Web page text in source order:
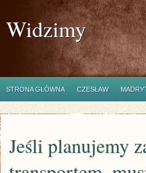
Widzimy
STRONA GŁÓWNA CZESŁAW
Jeśli planujemy